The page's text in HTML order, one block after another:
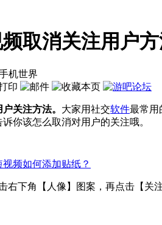
取消关注用户
机世界
关注方法。 大家用社交软件最常用
你该怎么取消对用户的关注哦。
视频如何添加贴纸？
右下角【人像】图案，再点击【关